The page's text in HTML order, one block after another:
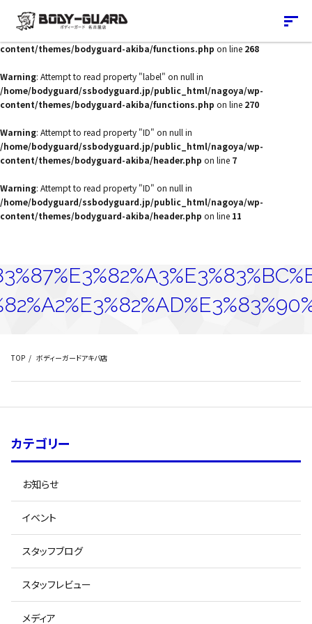
Warning : Undefined array key 0 in
/home/bodyguard/ssbodyguard.jp/public_html/nagoya/wp-
content/themes/bodyguard-akiba/functions.php on line 268
Warning: Attempt to read property "label" on null in
/home/bodyguard/ssbodyguard.jp/public_html/nagoya/wp-
content/themes/bodyguard-akiba/functions.php on line 270
Warning: Attempt to read property "ID" on null in
/home/bodyguard/ssbodyguard.jp/public_html/nagoya/wp-
content/themes/bodyguard-akiba/header.php on line 7
Warning: Attempt to read property "ID" on null in
/home/bodyguard/ssbodyguard.jp/public_html/nagoya/wp-
content/themes/bodyguard-akiba/header.php on line 11
TOP ボディーガードアキバ店
カテゴリー
お知らせ
イベント
スタッフブログ
スタッフレビュー
メディア